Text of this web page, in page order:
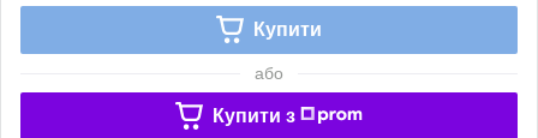
Купити
або
Купити з